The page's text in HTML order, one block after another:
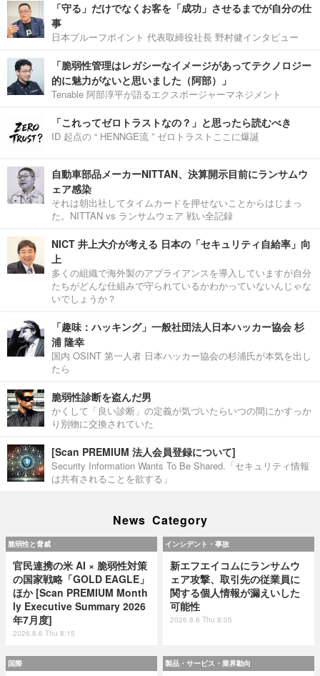
「守る」だけでなくお客を「成功」させるまでが自分の仕
事
日本プルーフポイント 代表取締役社長 野村健インタビュー
「脆弱性管理はレガシーなイメージがあってテクノロジー
的に魅力がないと思いました（阿部）」
Tenable 阿部淳平が語るエクスポージャーマネジメント
「これってゼロトラストなの？」と思ったら読むべき
ID 起点の “ HENNGE流 ” ゼロトラストここに爆誕
自動車部品メーカーNITTAN、決算開示目前にランサムウ
ェア感染
それは朝出社してタイムカードを押せないことからはじまっ
た。NITTAN vs ランサムウェア 戦い全記録
NICT 井上大介が考える 日本の「セキュリティ自給率」向
上
多くの組織で海外製のアプライアンスを導入していますが自分
たちがどんな仕組みで守られているかわかっていないんじゃな
いでしょうか？
「趣味：ハッキング」一般社団法人日本ハッカー協会 杉
浦 隆幸
国内 OSINT 第一人者 日本ハッカー協会の杉浦氏が本気を出し
たら
脆弱性診断を盗んだ男
かくして「良い診断」の定義が気づいたらいつの間にかすっか
り別物に交換されていた
[Scan PREMIUM 法人会員登録について]
Security Information Wants To Be Shared.「セキュリティ情報
は共有されることを欲する」
News Category
脆弱性と脅威
官民連携の米 AI × 脆弱性対策
の国家戦略「GOLD EAGLE」
ほか [Scan PREMIUM Month
ly Executive Summary 2026
年7月度]
2026.8.6 Thu 8:15
インシデント・事故
新エフエイコムにランサムウ
ェア攻撃、取引先の従業員に
関する個人情報が漏えいした
可能性
2026.8.6 Thu 8:05
国際 製品・サービス・業界動向